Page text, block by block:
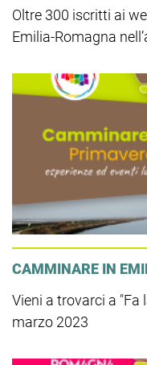
Oltre 300 iscritti ai
Emilia-Romagna
CAMMINARE IN
Vieni a trovarci a "Fa
marzo 2023